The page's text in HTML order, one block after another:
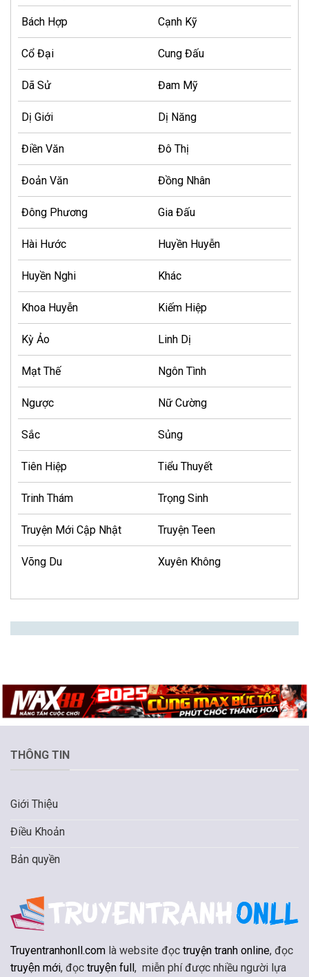
Bách Hợp Cạnh Kỹ
Cổ Đại Cung Đấu
Dã Sử Đam Mỹ
Dị Giới Dị Năng
Điền Văn Đô Thị
Đoản Văn Đồng Nhân
Đông Phương Gia Đấu
Hài Hước Huyền Huyễn
Huyền Nghi Khác
Khoa Huyễn Kiếm Hiệp
Kỳ Ảo Linh Dị
Mạt Thế Ngôn Tình
Ngược Nữ Cường
Sắc Sủng
Tiên Hiệp Tiểu Thuyết
Trinh Thám Trọng Sinh
Truyện Mới Cập Nhật Truyện Teen
Võng Du Xuyên Không
THÔNG TIN
Giới Thiệu
Điều Khoản
Bản quyền
Truyentranhonll.com là website đọc truyện tranh online, đọc
truyện mới, đọc truyện full, miễn phí được nhiều người lựa